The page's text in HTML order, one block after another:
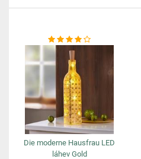
Die moderne Hausfrau LED
láhev Gold